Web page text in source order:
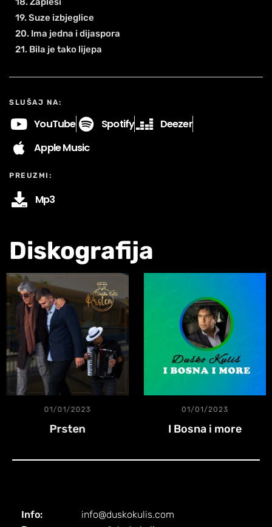
19. Suze izbjeglice
20. Ima jedna i dijaspora
21. Bila je tako lijepa
SLUŠAJ NA:
YouTube Spotify
Deezer
Apple Music
PREUZMI:
Mp3
Diskografija
01/01/2023
Prsten
01/01/2023
I Bosna i more
Info:
info@duskokulis.com